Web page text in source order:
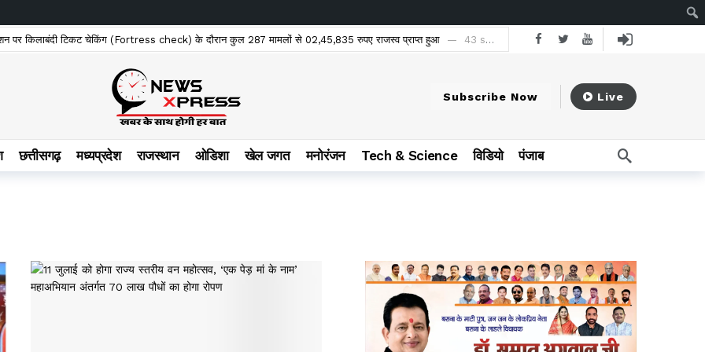
स्टेशन पर किलाबंदी टिकट चेकिंग (Fortress check) के दौरान कुल 287 मामलों से 02,45,835 रुपए राजस्व प्राप्त हुआ 43 seconds ago
मौसम विभाग ने दी चेतावनी 21 hours ago
22 hours ago
उपचार से बची मासूम की जिंदगी 22 hours ago
भाजपा नेता की कम्पनी की है?कार्यवाही से पीछे क्यों हट रहे है – कांग्रेस 22 hours ago
जांच में पुष्टि का दावा; कार्रवाई नहीं होने पर उठे सवाल
फिर भी इन 3 राशियों के लिए सावधानी की सलाह
500 से अधिक कार्यकर्ता पहुँचे सहयोग केन्द्र,
अध्याय 2 days ago
Subscribe Now Live
छत्तीसगढ़ मध्यप्रदेश राजस्थान ओडिशा खेल जगत मनोरंजन Tech & Science विडियो पंजाब